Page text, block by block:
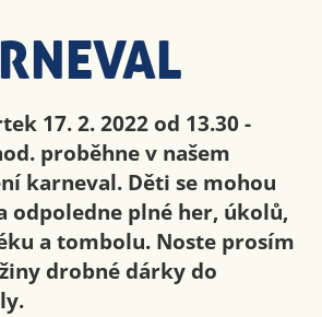
17. 2. 2022 od 13.30 -
proběhne v našem
karneval. Děti se mohou
odpoledne plné her, úkolů,
a tombolu. Noste prosím
drobné dárky do